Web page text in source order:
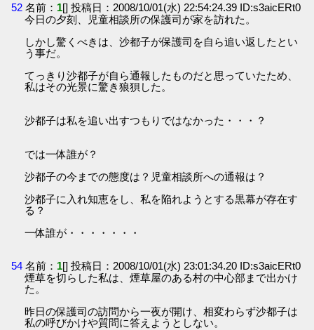
52 名前： 1[] 投稿日：2008/10/01(水) 22:54:24.39 ID:s3aicERt0
今日の夕刻、児童相談所の保護司が家を訪れた。
しかし驚くべきは、沙都子が保護司を自ら追い返したとい
う事だ。
てっきり沙都子が自ら通報したものだと思っていたため、
私はその光景に驚き狼狽した。
沙都子は私を追い出すつもりではなかった・・・？
では一体誰が？
沙都子の今までの態度は？児童相談所への通報は？
沙都子に入れ知恵をし、私を陥れようとする黒幕が存在す
る？
一体誰が・・・・・・・
54 名前： 1[] 投稿日：2008/10/01(水) 23:01:34.20 ID:s3aicERt0
煙草を切らした私は、煙草屋のある村の中心部まで出かけ
た。
昨日の保護司の訪問から一夜が開け、相変わらず沙都子は
私の呼びかけや質問に答えようとしない。